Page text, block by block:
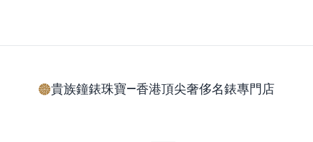
貴族鐘錶珠寶—香港頂尖奢侈名錶專門店